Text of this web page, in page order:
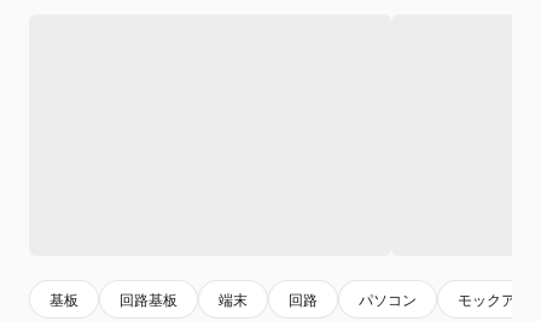
基板 回路基板 端末 回路 パソコン モックアッ